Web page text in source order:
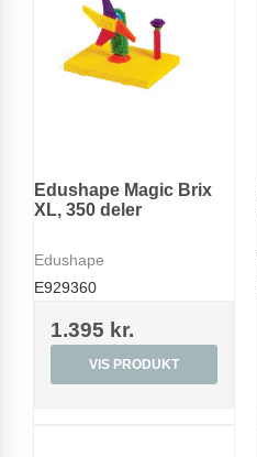
Edushape Magic Brix
XL, 350 deler
Edushape
E929360
1.395 kr.
VIS PRODUKT